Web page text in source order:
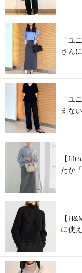
「ユ
さん
「ユ
えな
【
たか
【
に使